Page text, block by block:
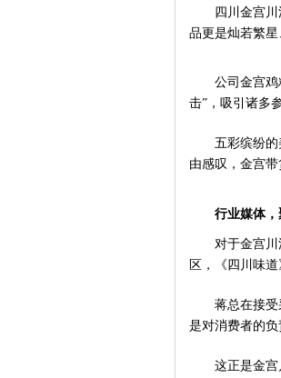
四川金宫
品更是灿若繁星
公司金宫
击”，吸引诸多
五彩缤纷
由感叹，金宫带
行业媒体
对于金宫川
区，《四川味
蒋总在接
是对消费者的负
这正是金